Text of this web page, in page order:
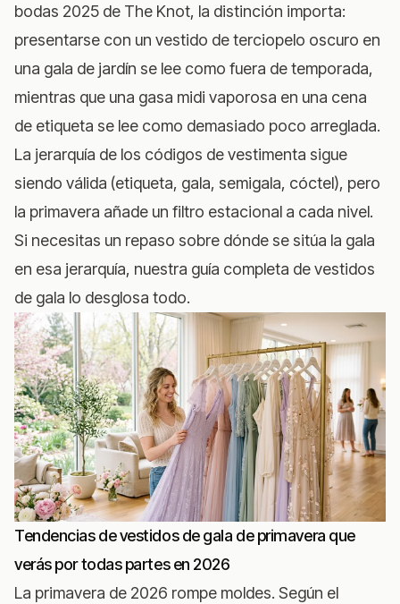
bodas 2025 de The Knot, la distinción importa:
presentarse con un vestido de terciopelo oscuro en
una gala de jardín se lee como fuera de temporada,
mientras que una gasa midi vaporosa en una cena
de etiqueta se lee como demasiado poco arreglada.
La jerarquía de los códigos de vestimenta sigue
siendo válida (etiqueta, gala, semigala, cóctel), pero
la primavera añade un filtro estacional a cada nivel.
Si necesitas un repaso sobre dónde se sitúa la gala
en esa jerarquía, nuestra guía completa de vestidos
de gala lo desglosa todo.
Tendencias de vestidos de gala de primavera que
verás por todas partes en 2026
La primavera de 2026 rompe moldes. Según el